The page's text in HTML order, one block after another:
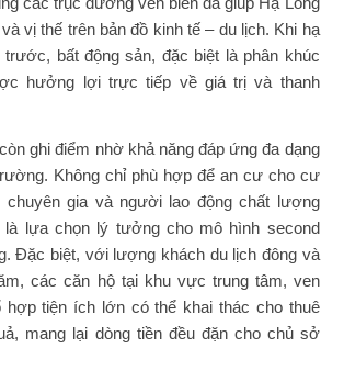
vị thế trên bản đồ kinh tế – du lịch. Khi hạ
trước, bất động sản, đặc biệt là phân khúc
hưởng lợi trực tiếp về giá trị và thanh
ghi điểm nhờ khả năng đáp ứng đa dạng
Không chỉ phù hợp để an cư cho cư
chuyên gia và người lao động chất lượng
là lựa chọn lý tưởng cho mô hình second
Đặc biệt, với lượng khách du lịch đông và
các căn hộ tại khu vực trung tâm, ven
hợp tiện ích lớn có thể khai thác cho thuê
mang lại dòng tiền đều đặn cho chủ sở